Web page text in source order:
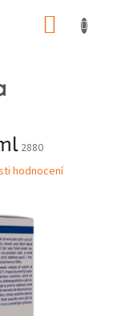
2880
hodnocení